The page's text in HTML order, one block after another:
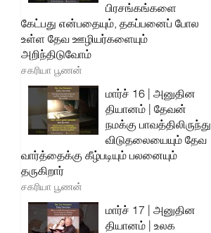
பிரசங்கங்களை
கேட்பது என்பதையும், தகப்பனைப் போல
உள்ள தேவ ஊழியர்களையும்
அறிந்திடுவோம்
சகரியா பூணன்
மார்ச் 16 | அனுதின
தியானம் | தேவன்
நமக்கு பாவத்திலிருந்து
விடுதலையையும் தேவ
வார்த்தைக்கு கீழ்படியும் பலனையும்
தருகிறார்
சகரியா பூணன்
மார்ச் 17 | அனுதின
தியானம் | உலக